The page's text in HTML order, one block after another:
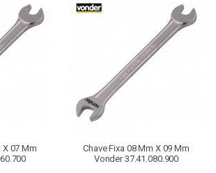
X 07 Mm
Chave Fixa 08 Mm X 09 Mm
Vonder 37.41.080.900